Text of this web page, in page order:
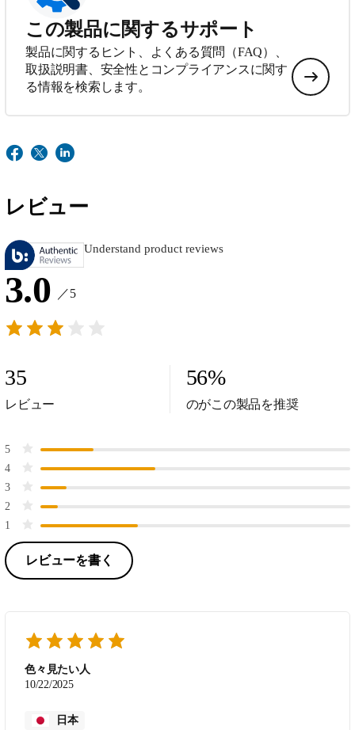
この製品に関するサポート
製品に関するヒント、よくある質問（FAQ）、
取扱説明書、安全性とコンプライアンスに関す
る情報を検索します。
レビュー
Understand product reviews
3.0 ／5
35
レビュー
56%
のがこの製品を推奨
5
4
3
2
1
レビューを書く
色々見たい人
10/22/2025
日本